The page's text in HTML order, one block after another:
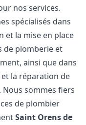
nos services.
spécialisés dans
et la mise en place
de plomberie et
ainsi que dans
la réparation de
Nous sommes fiers
de plombier
Saint Orens de